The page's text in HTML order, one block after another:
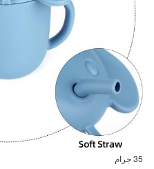
35 جرام